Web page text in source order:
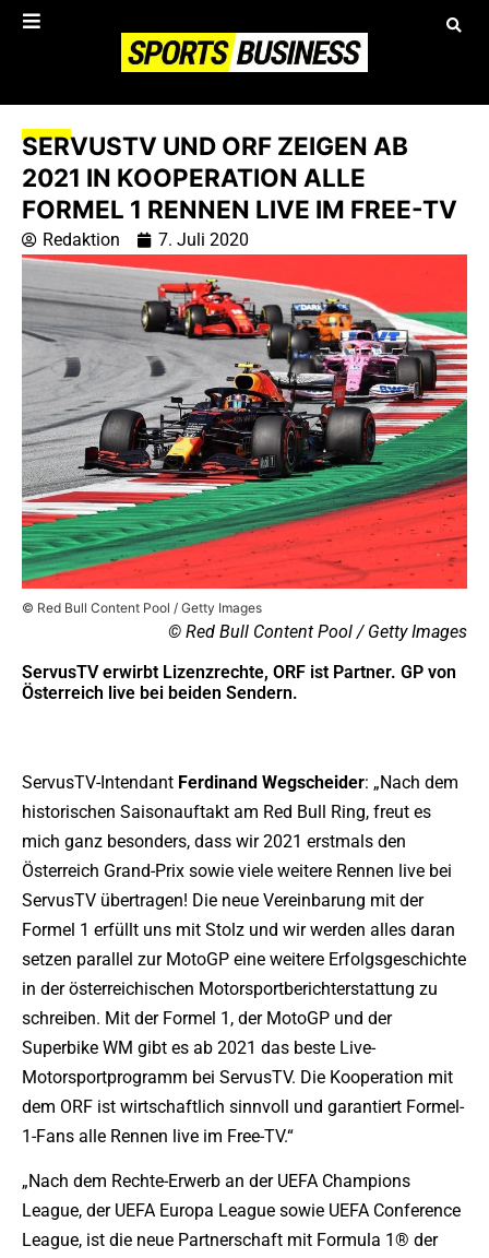
SERVUSTV UND ORF ZEIGEN AB
2021 IN KOOPERATION ALLE
FORMEL 1 RENNEN LIVE IM FREE-TV
Redaktion 7. Juli 2020
© Red Bull Content Pool / Getty Images
© Red Bull Content Pool / Getty Images
ServusTV erwirbt Lizenzrechte, ORF ist Partner. GP von
Österreich live bei beiden Sendern.
ServusTV-Intendant Ferdinand Wegscheider: „Nach dem
historischen Saisonauftakt am Red Bull Ring, freut es
mich ganz besonders, dass wir 2021 erstmals den
Österreich Grand-Prix sowie viele weitere Rennen live bei
ServusTV übertragen! Die neue Vereinbarung mit der
Formel 1 erfüllt uns mit Stolz und wir werden alles daran
setzen parallel zur MotoGP eine weitere Erfolgsgeschichte
in der österreichischen Motorsportberichterstattung zu
schreiben. Mit der Formel 1, der MotoGP und der
Superbike WM gibt es ab 2021 das beste Live-
Motorsportprogramm bei ServusTV. Die Kooperation mit
dem ORF ist wirtschaftlich sinnvoll und garantiert Formel-
1-Fans alle Rennen live im Free-TV.“
„Nach dem Rechte-Erwerb an der UEFA Champions
League, der UEFA Europa League sowie UEFA Conference
League, ist die neue Partnerschaft mit Formula 1® der